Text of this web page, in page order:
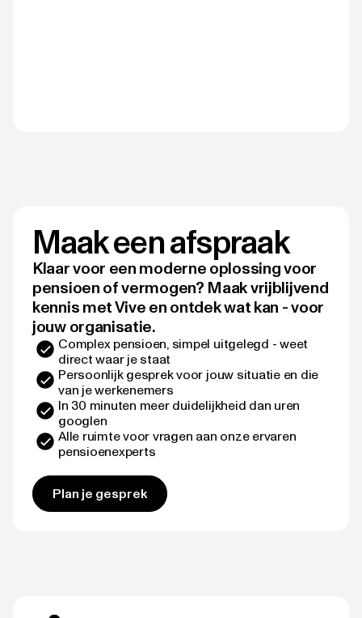
Maak een afspraak
Klaar voor een moderne oplossing voor
pensioen of vermogen? Maak vrijblijvend
kennis met Vive en ontdek wat kan - voor
jouw organisatie.
Complex pensioen, simpel uitgelegd - weet
direct waar je staat
Persoonlijk gesprek voor jouw situatie en die
van je werkenemers
In 30 minuten meer duidelijkheid dan uren
googlen
Alle ruimte voor vragen aan onze ervaren
pensioenexperts
Plan je gesprek